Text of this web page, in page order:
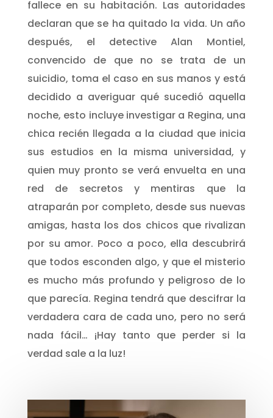
fallece en su habitación. Las autoridades
declaran que se ha quitado la vida. Un año
después, el detective Alan Montiel,
convencido de que no se trata de un
suicidio, toma el caso en sus manos y está
decidido a averiguar qué sucedió aquella
noche, esto incluye investigar a Regina, una
chica recién llegada a la ciudad que inicia
sus estudios en la misma universidad, y
quien muy pronto se verá envuelta en una
red de secretos y mentiras que la
atraparán por completo, desde sus nuevas
amigas, hasta los dos chicos que rivalizan
por su amor. Poco a poco, ella descubrirá
que todos esconden algo, y que el misterio
es mucho más profundo y peligroso de lo
que parecía. Regina tendrá que descifrar la
verdadera cara de cada uno, pero no será
nada fácil… ¡Hay tanto que perder si la
verdad sale a la luz!